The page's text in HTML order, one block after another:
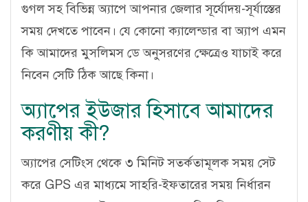
গুগল সহ বিভিন্ন অ্যাপে আপনার জেলার সূর্যোদয়-সূর্যাস্তের
সময় দেখতে পাবেন। যে কোনো ক্যালেন্ডার বা অ্যাপ এমন
কি আমাদের মুসলিমস ডে অনুসরণের ক্ষেত্রেও যাচাই করে
নিবেন সেটি ঠিক আছে কিনা।
অ্যাপের ইউজার হিসাবে আমাদের
করণীয় কী?
অ্যাপের সেটিংস থেকে ৩ মিনিট সতর্কতামূলক সময় সেট
করে GPS এর মাধ্যমে সাহরি-ইফতারের সময় নির্ধারন